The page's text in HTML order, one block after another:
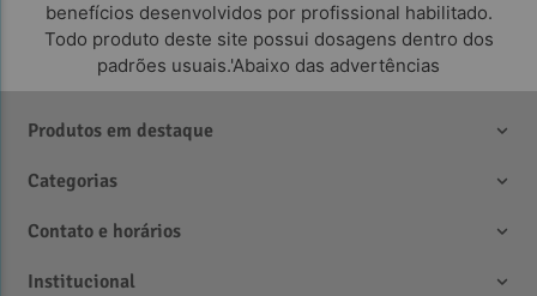
benefícios desenvolvidos por profissional habilitado.
Todo produto deste site possui dosagens dentro dos
padrões usuais.'Abaixo das advertências
Produtos em destaque
Categorias
Contato e horários
Institucional